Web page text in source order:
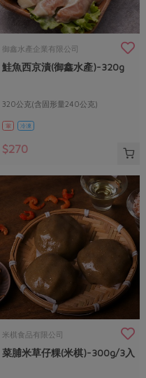
御鑫水產企業有限公司
鮭魚西京漬(御鑫水產)-320g
320公克(含固形量240公克)
葷 冷凍
$270
米棋食品有限公司
菜脯米草仔粿(米棋)-300g/3入